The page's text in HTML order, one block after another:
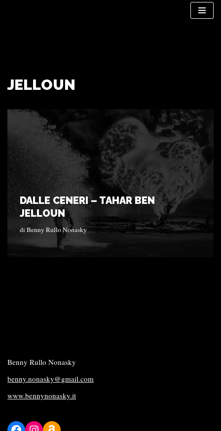
JELLOUN
DALLE CENERI – TAHAR BEN
JELLOUN
diBenny Rullo Nonasky
Benny Rullo Nonasky
benny.nonasky@gmail.com
www.bennynonasky.it